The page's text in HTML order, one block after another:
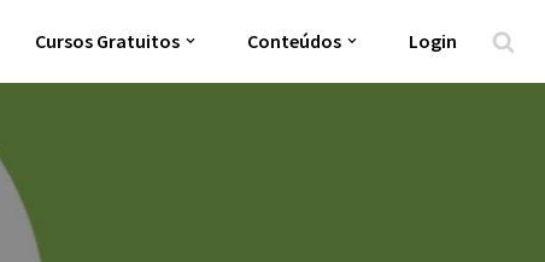
Cursos Gratuitos Conteúdos Login